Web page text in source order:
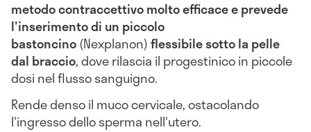
metodo contraccettivo molto efficace e prevede
l'inserimento di un piccolo
bastoncino(Nexplanon)flessibile sotto la pelle
dal braccio, dove rilascia il progestinico in piccole
dosi nel flusso sanguigno.
Rende denso il muco cervicale, ostacolando
l'ingresso dello sperma nell'utero.